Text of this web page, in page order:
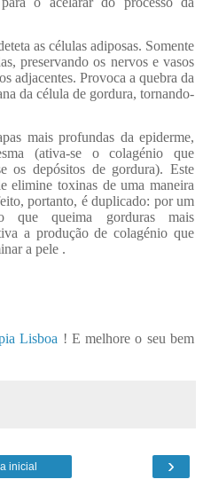
as células adiposas. Somente
preservando os nervos e vasos
adjacentes. Provoca a quebra da
da célula de gordura, tornando-
mais profundas da epiderme,
(ativa-se o colagénio que
os depósitos de gordura). Este
elimine toxinas de uma maneira
portanto, é duplicado: por um
que queima gorduras mais
a produção de colagénio que
a pele .
Lisboa ! E melhore o seu bem
›
inicial